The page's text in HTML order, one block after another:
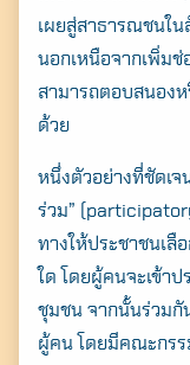
เผยสู่สาธารณชนใน
นอกเหนือจากเพิ่มช่
สามารถตอบสนอง
ด้วย
หนึ่งตัวอย่างที่ชัดเ
ร่วม”
ทางให้ประชาชนเลื
ใด โดยผู้คนจะเข้า
ชุมชน จากนั้นร่วมกั
ผู้คน โดยมีคณะกรร